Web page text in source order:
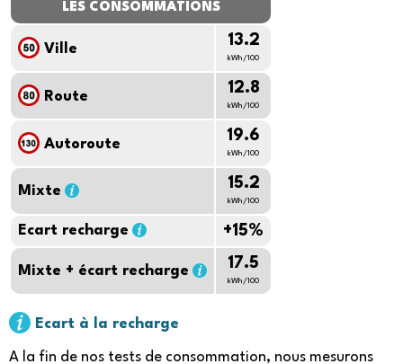
LES CONSOMMATIONS
Ville
13.2
kWh/100
Route
12.8
kWh/100
Autoroute
19.6
kWh/100
Mixte 15.2
kWh/100
Ecart recharge +15%
Mixte + écart recharge 17.5
kWh/100
Ecart à la recharge
A la fin de nos tests de consommation, nous mesurons